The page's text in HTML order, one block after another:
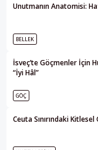
Unutmanın Anatomisi:
BELLEK
İsveç’te Göçmenler İçin
“İyi Hâl”
GÖÇ
Ceuta Sınırındaki